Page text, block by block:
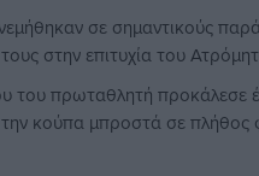
σε σημαντικούς
στην επιτυχία του
του πρωταθλητή προκάλεσε
κούπα μπροστά σε πλήθος